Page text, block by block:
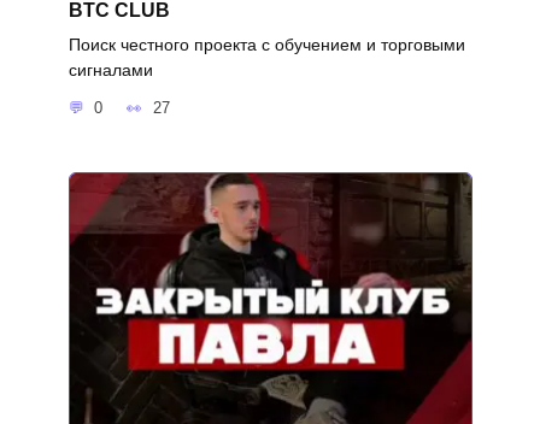
BTC CLUB
Поиск честного проекта с обучением и торговыми
сигналами
0 27